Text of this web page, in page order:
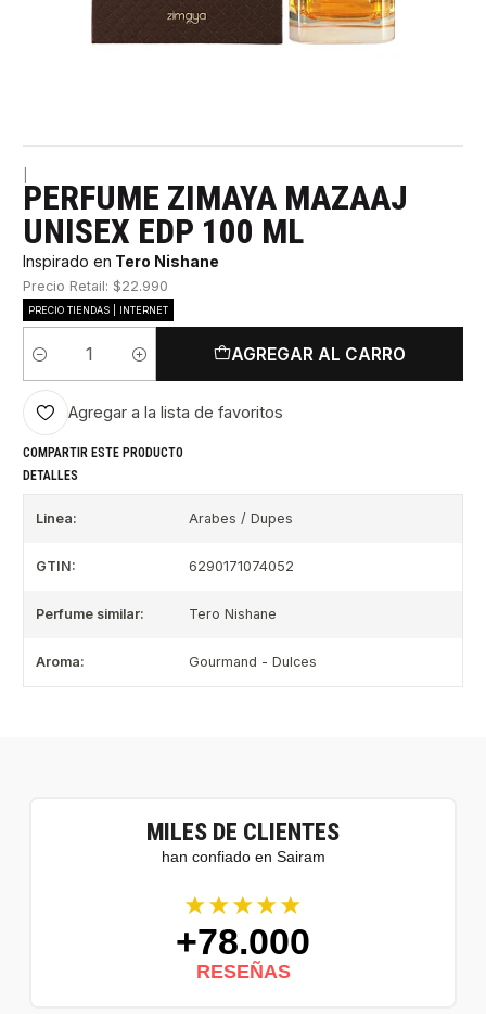
PERFUME ZIMAYA MAZAAJ
UNISEX EDP 100 ML
Inspirado en Tero Nishane
Precio Retail: $22.990
PRECIO TIENDAS | INTERNET
Cantidad
AGREGAR AL CARRO
Agregar a la lista de favoritos
COMPARTIR ESTE PRODUCTO
DETALLES
Linea: Arabes / Dupes
GTIN: 6290171074052
Perfume similar: Tero Nishane
Aroma: Gourmand - Dulces
MILES DE CLIENTES
han confiado en Sairam
★★★★★
+78.000
RESEÑAS